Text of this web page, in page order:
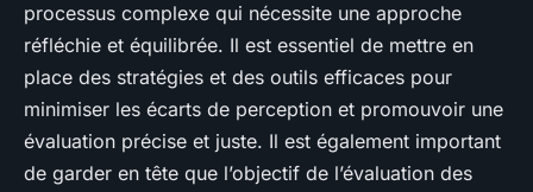
processus complexe qui nécessite une approche
réfléchie et équilibrée. Il est essentiel de mettre en
place des stratégies et des outils efficaces pour
minimiser les écarts de perception et promouvoir une
évaluation précise et juste. Il est également important
de garder en tête que l’objectif de l’évaluation des